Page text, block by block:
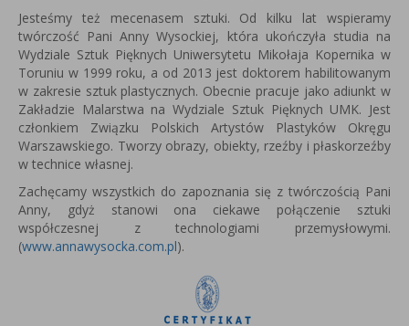
Jesteśmy też mecenasem sztuki. Od kilku lat wspieramy
twórczość Pani Anny Wysockiej, która ukończyła studia na
Wydziale Sztuk Pięknych Uniwersytetu Mikołaja Kopernika w
Toruniu w 1999 roku, a od 2013 jest doktorem habilitowanym
w zakresie sztuk plastycznych. Obecnie pracuje jako adiunkt w
Zakładzie Malarstwa na Wydziale Sztuk Pięknych UMK. Jest
członkiem Związku Polskich Artystów Plastyków Okręgu
Warszawskiego. Tworzy obrazy, obiekty, rzeźby i płaskorzeźby
w technice własnej.
Zachęcamy wszystkich do zapoznania się z twórczością Pani
Anny, gdyż stanowi ona ciekawe połączenie sztuki
współczesnej z technologiami przemysłowymi.
(www.annawysocka.com.pl).